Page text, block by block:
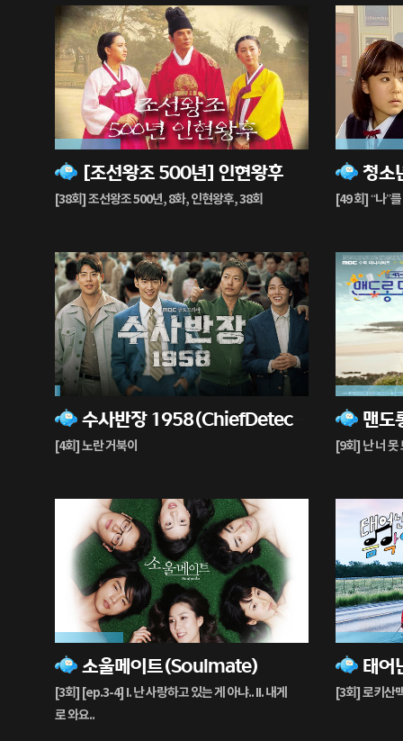
[조선왕조 500년] 인현왕후
[38회] 조선왕조 500년, 8화, 인현왕후, 38회
26%
재
생
청소
[49 회] “나”
94%
재
생
[4회] 노란 거북이
2%
재
생
[9회] 난 너 못
92%
재
생
소울메이트(Soulmate)
[3회] [ep.3-4] I. 난 사랑하고 있는 게 아냐.. II. 내게
로 와요..
27%
재
생
중
[3회] 로키산
30%
재
생